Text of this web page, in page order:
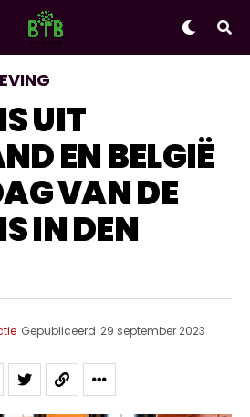
UIT
EN BELGIË
VAN DE
IN DEN
Gepubliceerd 29 september 2023